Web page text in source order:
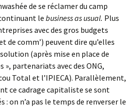
de se réclamer du camp
le business as usual. Plus
avec des gros budgets
de comm’) peuvent dire qu’elles
(après mise en place de
», partenariats avec des ONG,
Total et l’IPIECA). Parallèlement,
ce cadrage capitaliste se sont
: on n’a pas le temps de renverser le